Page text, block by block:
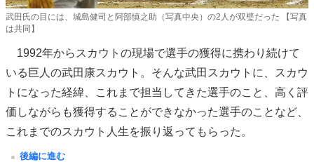
武田氏の目には、城島健司と阿部慎之助（写真中央）の2人が双璧だった 【写真
は共同】
1992年からスカウトの現場で選手の獲得に携わり続けて
いる巨人の武田康スカウト。そんな武田スカウトに、スカウ
トになった経緯、これまで担当してきた選手のこと、高く評
価しながらも獲得することができなかった選手のことなど、
これまでのスカウト人生を振り返ってもらった。
後編に進む